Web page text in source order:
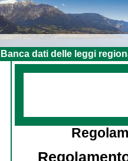
Banca dati delle leggi